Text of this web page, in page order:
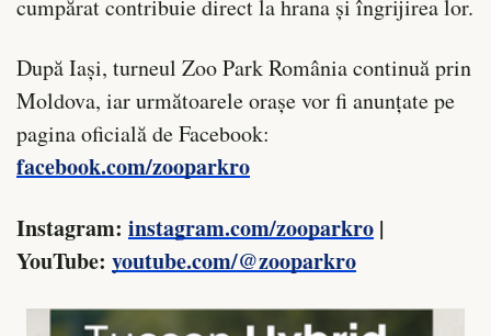
cumpărat contribuie direct la hrana și îngrijirea lor.
După Iași, turneul Zoo Park România continuă prin
Moldova, iar următoarele orașe vor fi anunțate pe
pagina oficială de Facebook:
facebook.com/zooparkro
Instagram: instagram.com/zooparkro |
YouTube: youtube.com/@zooparkro